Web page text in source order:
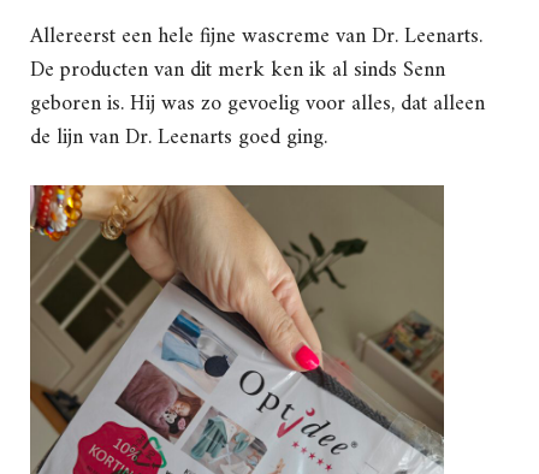
Allereerst een hele fijne wascreme van Dr. Leenarts.
De producten van dit merk ken ik al sinds Senn
geboren is. Hij was zo gevoelig voor alles, dat alleen
de lijn van Dr. Leenarts goed ging.